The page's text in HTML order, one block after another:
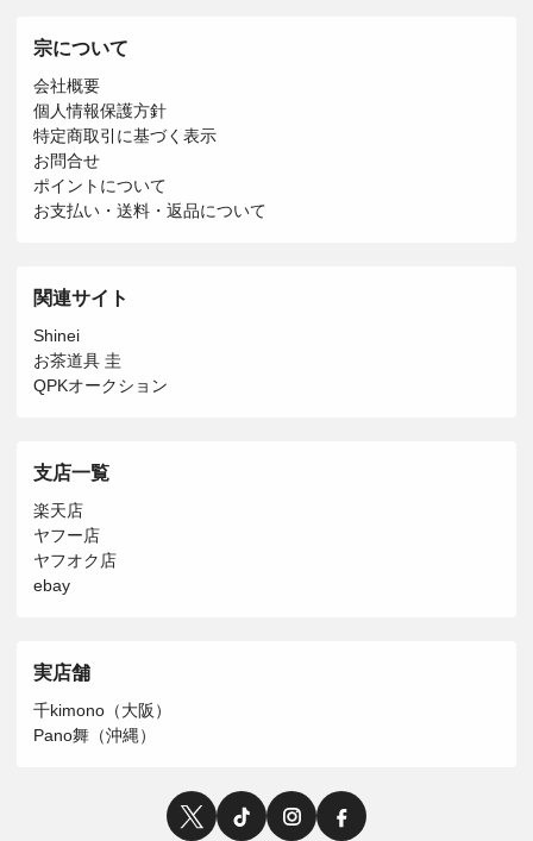
宗について
会社概要
個人情報保護方針
特定商取引に基づく表示
お問合せ
ポイントについて
お支払い・送料・返品について
関連サイト
Shinei
お茶道具 圭
QPKオークション
支店一覧
楽天店
ヤフー店
ヤフオク店
ebay
実店舗
千kimono（大阪）
Pano舞（沖縄）